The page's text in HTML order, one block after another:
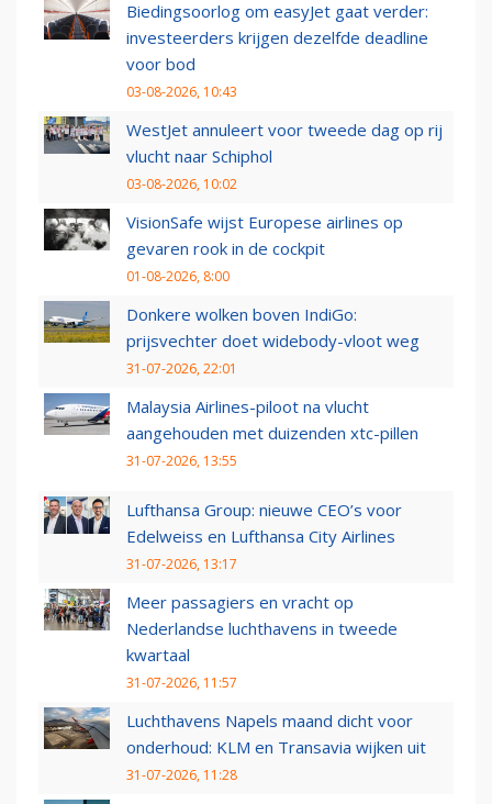
Biedingsoorlog om easyJet gaat verder:
investeerders krijgen dezelfde deadline
voor bod
03-08-2026, 10:43
WestJet annuleert voor tweede dag op rij
vlucht naar Schiphol
03-08-2026, 10:02
VisionSafe wijst Europese airlines op
gevaren rook in de cockpit
01-08-2026, 8:00
Donkere wolken boven IndiGo:
prijsvechter doet widebody-vloot weg
31-07-2026, 22:01
Malaysia Airlines-piloot na vlucht
aangehouden met duizenden xtc-pillen
31-07-2026, 13:55
Lufthansa Group: nieuwe CEO’s voor
Edelweiss en Lufthansa City Airlines
31-07-2026, 13:17
Meer passagiers en vracht op
Nederlandse luchthavens in tweede
kwartaal
31-07-2026, 11:57
Luchthavens Napels maand dicht voor
onderhoud: KLM en Transavia wijken uit
31-07-2026, 11:28